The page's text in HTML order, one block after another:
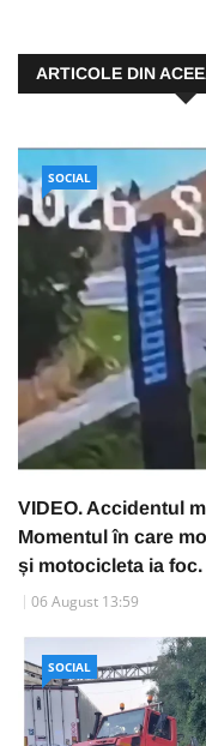
ARTICOLE DIN
SOCIAL
VIDEO. Accidentul
Momentul în care
și motocicleta ia
06 August 13:59
SOCIAL